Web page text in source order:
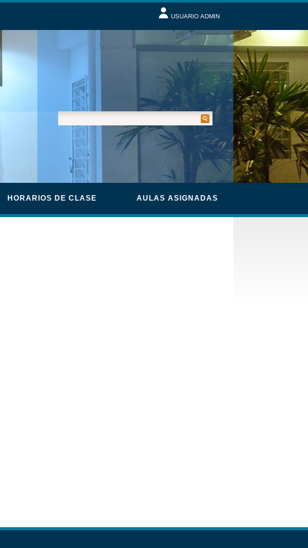
USUARIO ADMIN
HORARIOS DE CLASE AULAS ASIGNADAS